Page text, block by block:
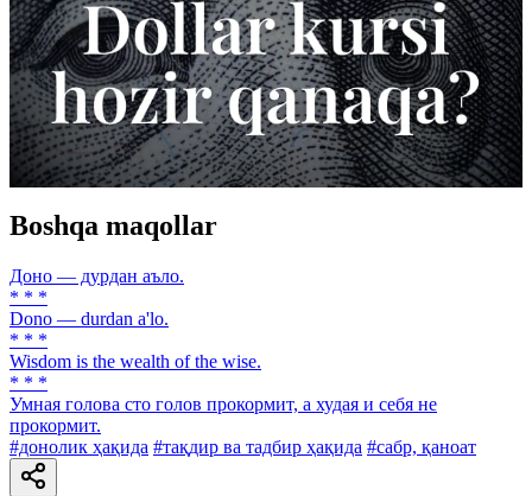
Boshqa maqollar
Доно — дурдан аъло.
* * *
Dono — durdan a'lo.
* * *
Wisdom is the wealth of the wise.
* * *
Умная голова сто голов прокормит, а худая и себя не
прокормит.
#донолик ҳақида #тақдир ва тадбир ҳақида #сабр, қаноат